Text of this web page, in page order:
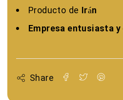
Producto de Irán
Empresa entusiasta y
Share